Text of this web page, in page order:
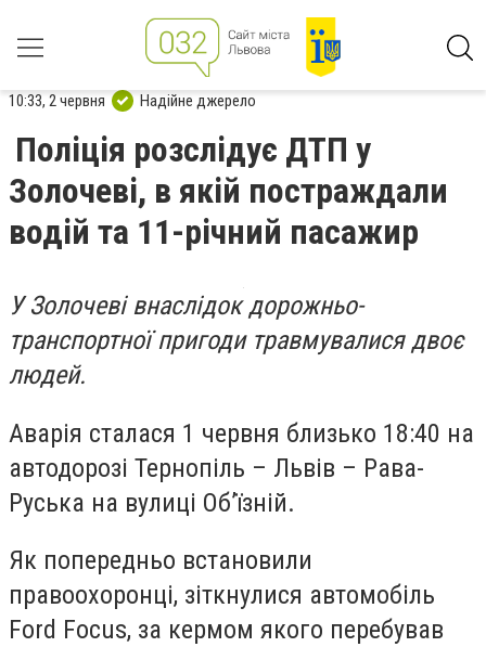
10:33, 2 червня Надійне джерело
Поліція розслідує ДТП у
Золочеві, в якій постраждали
водій та 11-річний пасажир
У Золочеві внаслідок дорожньо-
транспортної пригоди травмувалися двоє
людей.
Аварія сталася 1 червня близько 18:40 на
автодорозі Тернопіль – Львів – Рава-
Руська на вулиці Об’їзній.
Як попередньо встановили
правоохоронці, зіткнулися автомобіль
Ford Focus, за кермом якого перебував